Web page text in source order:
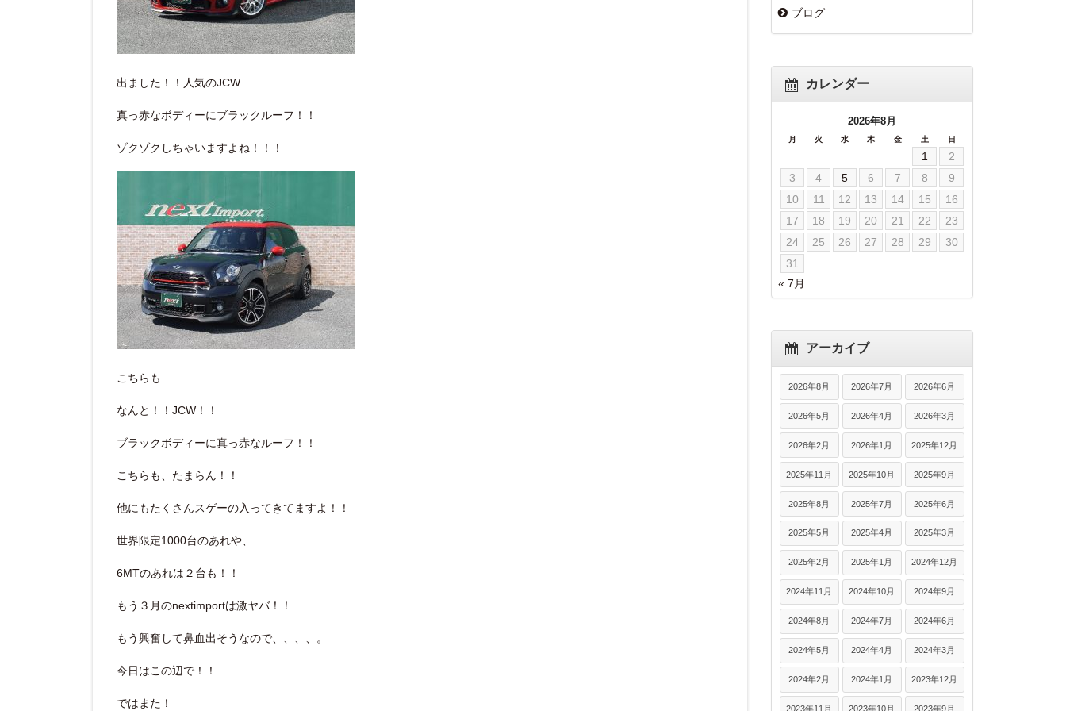
出ました！！人気のJCW
真っ赤なボディーにブラックルーフ！！
ゾクゾクしちゃいますよね！！！
こちらも
なんと！！JCW！！
ブラックボディーに真っ赤なルーフ！！
こちらも、たまらん！！
他にもたくさんスゲーの入ってきてますよ！！
世界限定1000台のあれや、
6MTのあれは２台も！！
もう３月のnextimportは激ヤバ！！
もう興奮して鼻血出そうなので、、、、。
今日はこの辺で！！
ではまた！
ブログ
カレンダー
2026年8月
月 火 水 木 金 土 日
1
2
3
4 5 6 7 8
9
10
11 12 13 14 15
16
17
18 19 20 21 22
23
24
25 26 27 28 29
30
31
« 7月
アーカイブ
2026年8月 2026年7月 2026年6月
2026年5月 2026年4月 2026年3月
2026年2月 2026年1月 2025年12月
2025年11月 2025年10月 2025年9月
2025年8月 2025年7月 2025年6月
2025年5月 2025年4月 2025年3月
2025年2月 2025年1月 2024年12月
2024年11月 2024年10月 2024年9月
2024年8月 2024年7月 2024年6月
2024年5月 2024年4月 2024年3月
2024年2月 2024年1月 2023年12月
2023年11月 2023年10月 2023年9月